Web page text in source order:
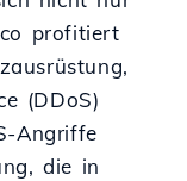
profitiert
(DDoS)
Angriffe
die in